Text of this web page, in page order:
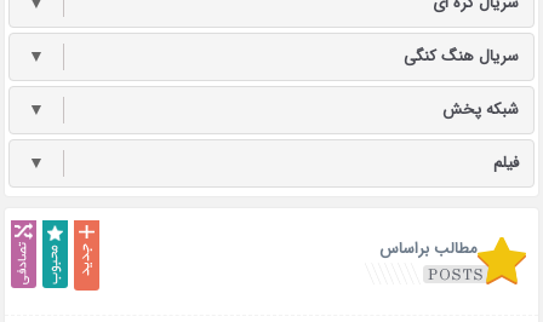
سریال هنگ کنگی ▼
شبکه پخش ▼
فیلم ▼
مطالب براساس